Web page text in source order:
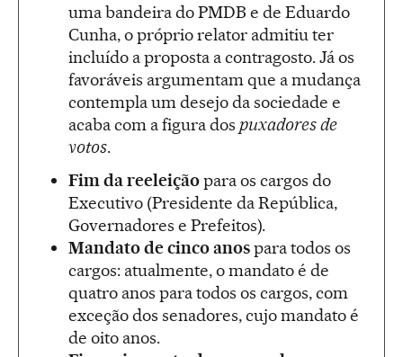
uma bandeira do PMDB e de Eduardo
Cunha, o próprio relator admitiu ter
incluído a proposta a contragosto. Já os
favoráveis argumentam que a mudança
contempla um desejo da sociedade e
acaba com a figura dos puxadores de
votos.
Fim da reeleiçãopara os cargos do
Executivo (Presidente da República,
Governadores e Prefeitos).
Mandato de cinco anospara todos os
cargos: atualmente, o mandato é de
quatro anos para todos os cargos, com
exceção dos senadores, cujo mandato é
de oito anos.